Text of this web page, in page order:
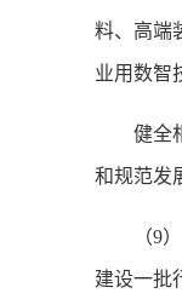
料、高端
业用数智
健全
和规范发
（9
建设一批